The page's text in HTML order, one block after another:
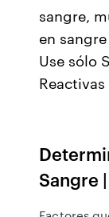
sangre,
en
Use sólo
Sangre